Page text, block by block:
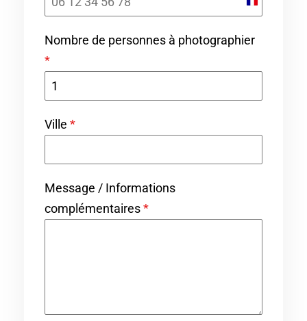
F
n
+
3
Nombre de personnes à photographier
*
Ville *
Message / Informations
complémentaires*